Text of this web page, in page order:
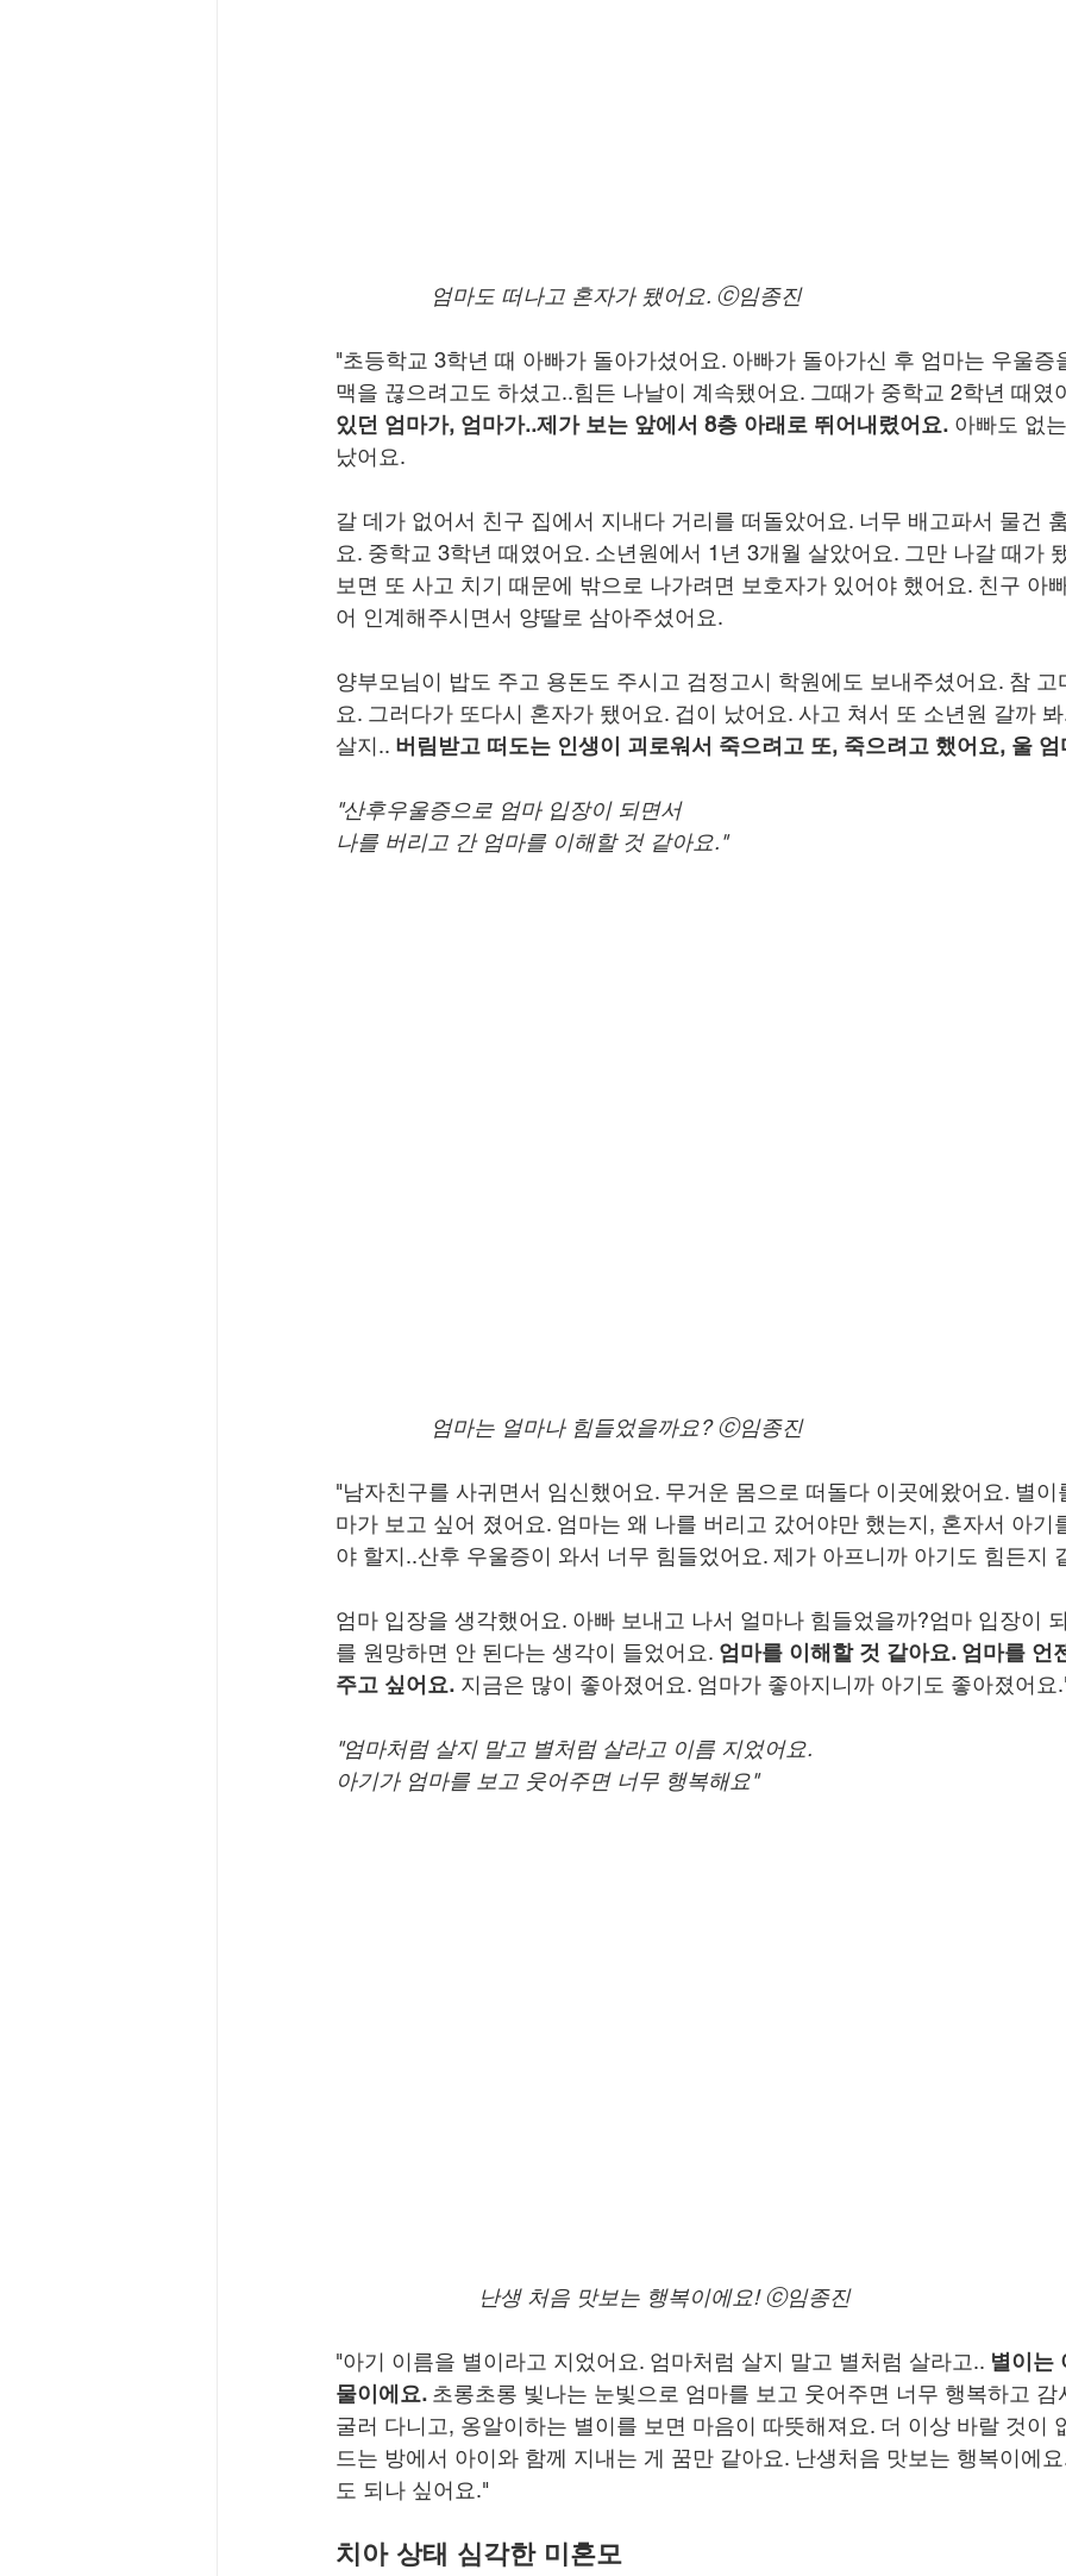
엄마도 떠나고 혼자가 됐어요. ⓒ임종진
"초등학교 3학년 때 아빠가 돌아가셨어요. 아빠가 돌아가신 후 엄마는 우울증
맥을 끊으려고도 하셨고..힘든 나날이 계속됐어요. 그때가 중학교 2학년 때였
있던 엄마가, 엄마가..제가 보는 앞에서 8층 아래로 뛰어내렸어요. 아빠도 없
났어요.
갈 데가 없어서 친구 집에서 지내다 거리를 떠돌았어요. 너무 배고파서 물건
요. 중학교 3학년 때였어요. 소년원에서 1년 3개월 살았어요. 그만 나갈 때가
보면 또 사고 치기 때문에 밖으로 나가려면 보호자가 있어야 했어요. 친구 아
어 인계해주시면서 양딸로 삼아주셨어요.
양부모님이 밥도 주고 용돈도 주시고 검정고시 학원에도 보내주셨어요. 참 고
요. 그러다가 또다시 혼자가 됐어요. 겁이 났어요. 사고 쳐서 또 소년원 갈까
살지.. 버림받고 떠도는 인생이 괴로워서 죽으려고 또, 죽으려고 했어요, 울 엄
"산후우울증으로 엄마 입장이 되면서
나를 버리고 간 엄마를 이해할 것 같아요."
엄마는 얼마나 힘들었을까요? ⓒ임종진
"남자친구를 사귀면서 임신했어요. 무거운 몸으로 떠돌다 이곳에왔어요. 별이
마가 보고 싶어 졌어요. 엄마는 왜 나를 버리고 갔어야만 했는지, 혼자서 아기
야 할지..산후 우울증이 와서 너무 힘들었어요. 제가 아프니까 아기도 힘든지
엄마 입장을 생각했어요. 아빠 보내고 나서 얼마나 힘들었을까?엄마 입장이
를 원망하면 안 된다는 생각이 들었어요. 엄마를 이해할 것 같아요. 엄마를 언
주고 싶어요. 지금은 많이 좋아졌어요. 엄마가 좋아지니까 아기도 좋아졌어요
"엄마처럼 살지 말고 별처럼 살라고 이름 지었어요.
아기가 엄마를 보고 웃어주면 너무 행복해요"
난생 처음 맛보는 행복이에요! ⓒ임종진
"아기 이름을 별이라고 지었어요. 엄마처럼 살지 말고 별처럼 살라고.. 별이는
물이에요. 초롱초롱 빛나는 눈빛으로 엄마를 보고 웃어주면 너무 행복하고 감
굴러 다니고, 옹알이하는 별이를 보면 마음이 따뜻해져요. 더 이상 바랄 것이
드는 방에서 아이와 함께 지내는 게 꿈만 같아요. 난생처음 맛보는 행복이에
도 되나 싶어요."
치아 상태 심각한 미혼모